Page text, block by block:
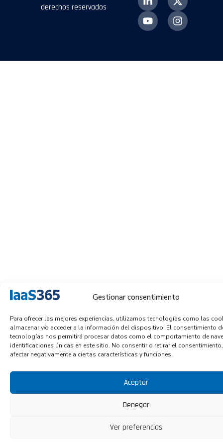
Gestionar consentimiento
Para ofrecer las mejores experiencias, utilizamos tecnologías como las
almacenar y/o acceder a la información del dispositivo. El consentimiento
tecnologías nos permitirá procesar datos como el comportamiento de
identificaciones únicas en este sitio. No consentir o retirar el
afectar negativamente a ciertas características y funciones.
Aceptar
Denegar
Ver preferencias
derechos reservados